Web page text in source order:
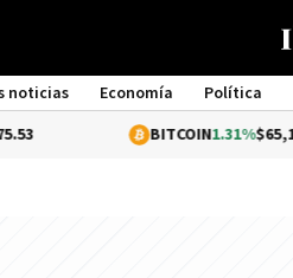
noticias Economía Política
BITCOIN1.31%$65,123.35